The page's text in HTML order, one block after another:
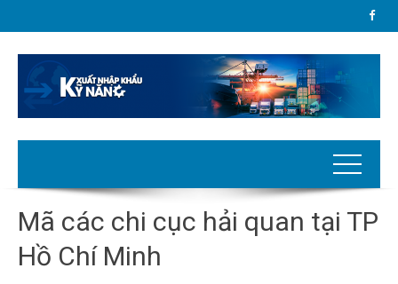
Mã các chi cục hải quan tại TP
Hồ Chí Minh